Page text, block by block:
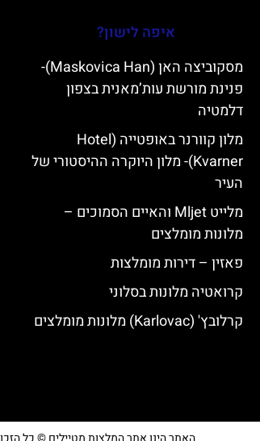
איפה לישון?
מסקוביצה האן (Maskovica Han)-
פנינת מורשת עות’מאנית בצפון
דלמטיה
מלון קוורנר באופטייה (Hotel
Kvarner)- מלון היוקרה ההיסטורי של
העיר
מלייט Mljet והאיים הסמוכים –
מלונות מומלצים
פאזין – דירות מומלצות
קרואטיה מלונות בסלוני
קרלובץ' (Karlovac) מלונות מומלצים